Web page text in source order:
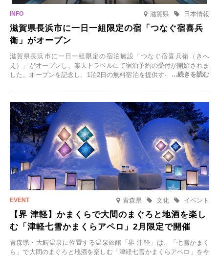
滋賀県 日本情報
滋賀県長浜市に一日一組限定の宿「つなぐ宿喜兵
衛」がオープン
滋賀県長浜市に一日一組限定の宿泊施設「つなぐ宿喜兵衛（きへ
え）」がオープンし、楽天トラベルにて宿泊予約の受付が開始されま
した。オープンを記念し、1泊2日の無料宿泊を提供するキャンペーン
一組限定の宿だからこそ叶う、大切な人との特別な時間を体験いただ
けます。
青森県 イベント
文化
【界 津軽】かまくらで大間のまぐろと地酒を楽し
む「津軽七雪かまくらアペロ」2月限定で開催
青森県・大鰐温泉に位置する温泉旅館「界 津軽」は、「七雪かまく
ら」で大間のまぐろと地酒を楽しむ「津軽七雪かまくらアペロ」を今